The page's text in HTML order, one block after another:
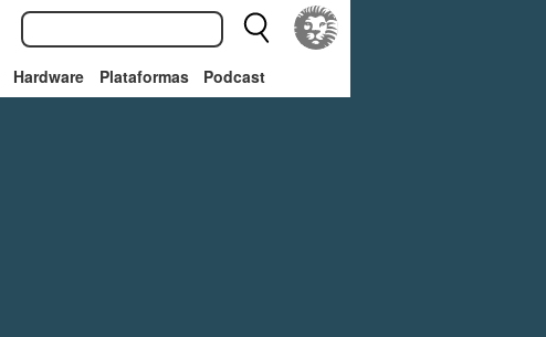
Hardware Plataformas Podcast